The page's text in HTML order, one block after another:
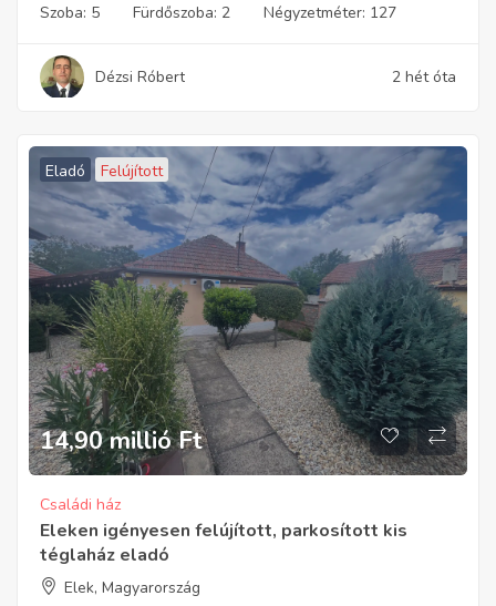
Szoba: 5 Fürdőszoba: 2 Négyzetméter: 127
Dézsi Róbert 2 hét óta
Eladó Felújított
14,90 millió Ft
Családi ház
Eleken igényesen felújított, parkosított kis
téglaház eladó
Elek, Magyarország